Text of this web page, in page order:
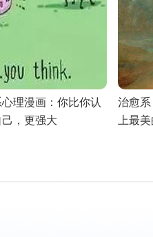
理漫画：你比你认
，更强大
治愈
上最